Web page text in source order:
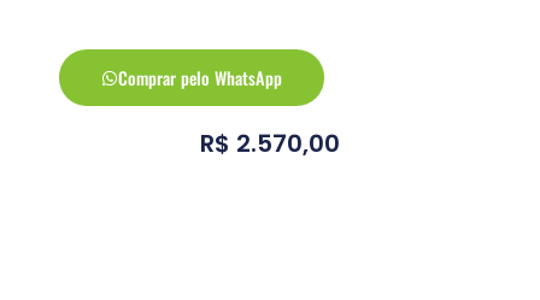
Comprar pelo WhatsApp
R$ 2.570,00